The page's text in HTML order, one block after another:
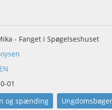
- Fanget i Spøgelseshuset
01
og spænding Ungdomsbøger